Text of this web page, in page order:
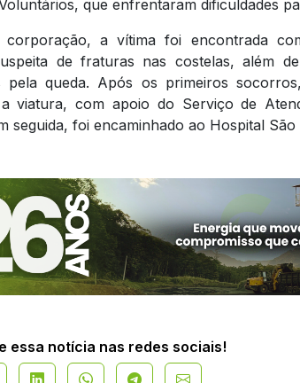
que enfrentaram dificuldades
corporação, a vítima foi encontrada
de fraturas nas costelas, além
pela queda. Após os primeiros
viatura, com apoio do Serviço de
seguida, foi encaminhado ao Hospital
essa notícia nas redes sociais!